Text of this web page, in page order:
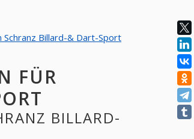
Schranz Billard-& Dart-Sport
FÜR
BILLARD-